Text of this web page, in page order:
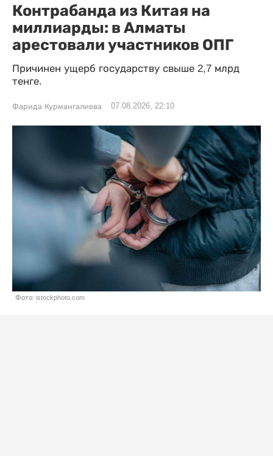
Контрабанда из Китая на
миллиарды: в Алматы
арестовали участников ОПГ
Причинен ущерб государству свыше 2,7 млрд
тенге.
Фарида Курмангалиева 07.08.2026, 22:10
Фото: istockphoto.com